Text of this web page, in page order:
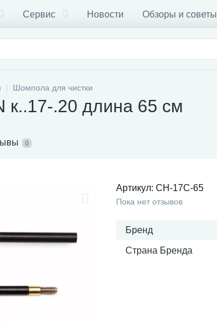
Сервис Новости Обзоры и советы
Шомпола для чистки
.20 длина 65 см
0
Артикул: CH-17C-65
Пока нет отзывов
Бренд
Страна Бренда